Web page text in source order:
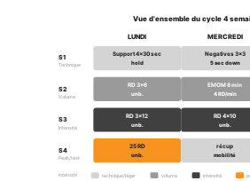
Vue d’ensemble du cycle 4
LUNDI MERCREDI
S1
Technique
Support 4×30 sec
hold
Negatives 3×3
5 sec down
S2
Volume
RD 3×6
unb.
EMOM 8 min
4 RD/min
S3
Intensité
RD 3×12
unb.
RD 4×10
unb.
S4
Peak/test
25 RD
unb.
récup
mobilité
Intensité : technique/léger volume intensité